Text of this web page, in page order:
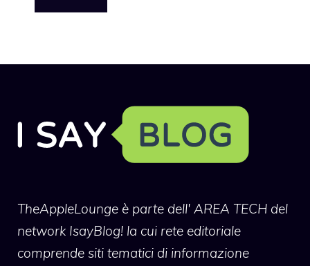
TheAppleLounge è parte dell' AREA TECH del
network IsayBlog! la cui rete editoriale
comprende siti tematici di informazione